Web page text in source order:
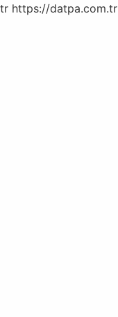
https://datpa.com.tr